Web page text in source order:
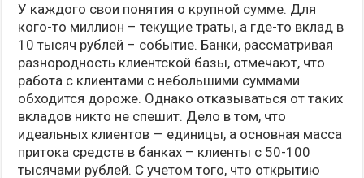
У каждого свои понятия о крупной сумме. Для
кого-то миллион – текущие траты, а где-то вклад в
10 тысяч рублей – событие. Банки, рассматривая
разнородность клиентской базы, отмечают, что
работа с клиентами с небольшими суммами
обходится дороже. Однако отказываться от таких
вкладов никто не спешит. Дело в том, что
идеальных клиентов — единицы, а основная масса
притока средств в банках – клиенты с 50-100
тысячами рублей. С учетом того, что открытию